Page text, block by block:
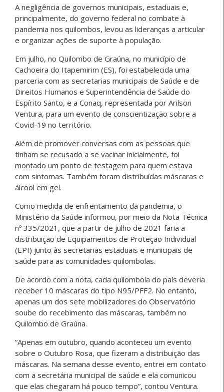
A negligência de governos municipais, estaduais e,
principalmente, do governo federal no combate à
pandemia nos quilombos, levou as lideranças a articular
e organizar ações de suporte à população.
Em julho, no Quilombo de Graúna, no município de
Cachoeira do Itapemirim (ES), foi estabelecida uma
parceria com as secretarias municipais de Saúde e de
Direitos Humanos e Superintendência de Saúde do
Espírito Santo, e a Conaq, representada por Arilson
Ventura, para um evento de conscientização sobre a
Covid-19 no território.
Além de promover conversas com as pessoas que
tinham se recusado a se vacinar inicialmente, foi
montado um ponto de testagem para quem estava
com sintomas. Também foram distribuídas máscaras e
álcool em gel.
Como medida de enfrentamento da pandemia, o
Ministério da Saúde informou, por meio da Nota Técnica
nº 335/2021, que a partir de julho de 2021 faria a
distribuição de Equipamentos de Proteção Individual
(EPI) junto às secretarias estaduais e municipais de
saúde para as comunidades quilombolas.
De acordo com a nota, cada quilombola do país deveria
receber 10 máscaras do tipo N95/PFF2. No entanto,
apenas um dos sete mobilizadores do Observatório
soube do recebimento das máscaras, também no
Quilombo de Graúna.
“Apenas em outubro, quando aconteceu um evento
sobre o Outubro Rosa, que fizeram a distribuição das
máscaras. Na semana desse evento, entrei em contato
com a secretária municipal de saúde e ela comunicou
que elas chegaram há pouco tempo”, contou Ventura.